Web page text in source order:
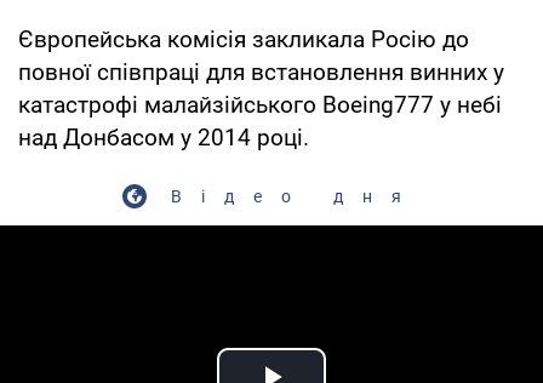
Європейська комісія закликала Росію до
повної співпраці для встановлення винних у
катастрофі малайзійського Boeing777 у небі
над Донбасом у 2014 році.
Відео дня